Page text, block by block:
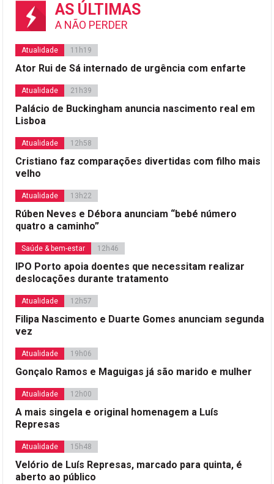
AS ÚLTIMAS
A NÃO PERDER
Atualidade 11h19
Ator Rui de Sá internado de urgência com enfarte
Atualidade 21h39
Palácio de Buckingham anuncia nascimento real em
Lisboa
Atualidade 12h58
Cristiano faz comparações divertidas com filho mais
velho
Atualidade 13h22
Rúben Neves e Débora anunciam “bebé número
quatro a caminho”
Saúde & bem-estar 12h46
IPO Porto apoia doentes que necessitam realizar
deslocações durante tratamento
Atualidade 12h57
Filipa Nascimento e Duarte Gomes anunciam segunda
vez
Atualidade 19h06
Gonçalo Ramos e Maguigas já são marido e mulher
Atualidade 12h00
A mais singela e original homenagem a Luís
Represas
Atualidade 15h48
Velório de Luís Represas, marcado para quinta, é
aberto ao público